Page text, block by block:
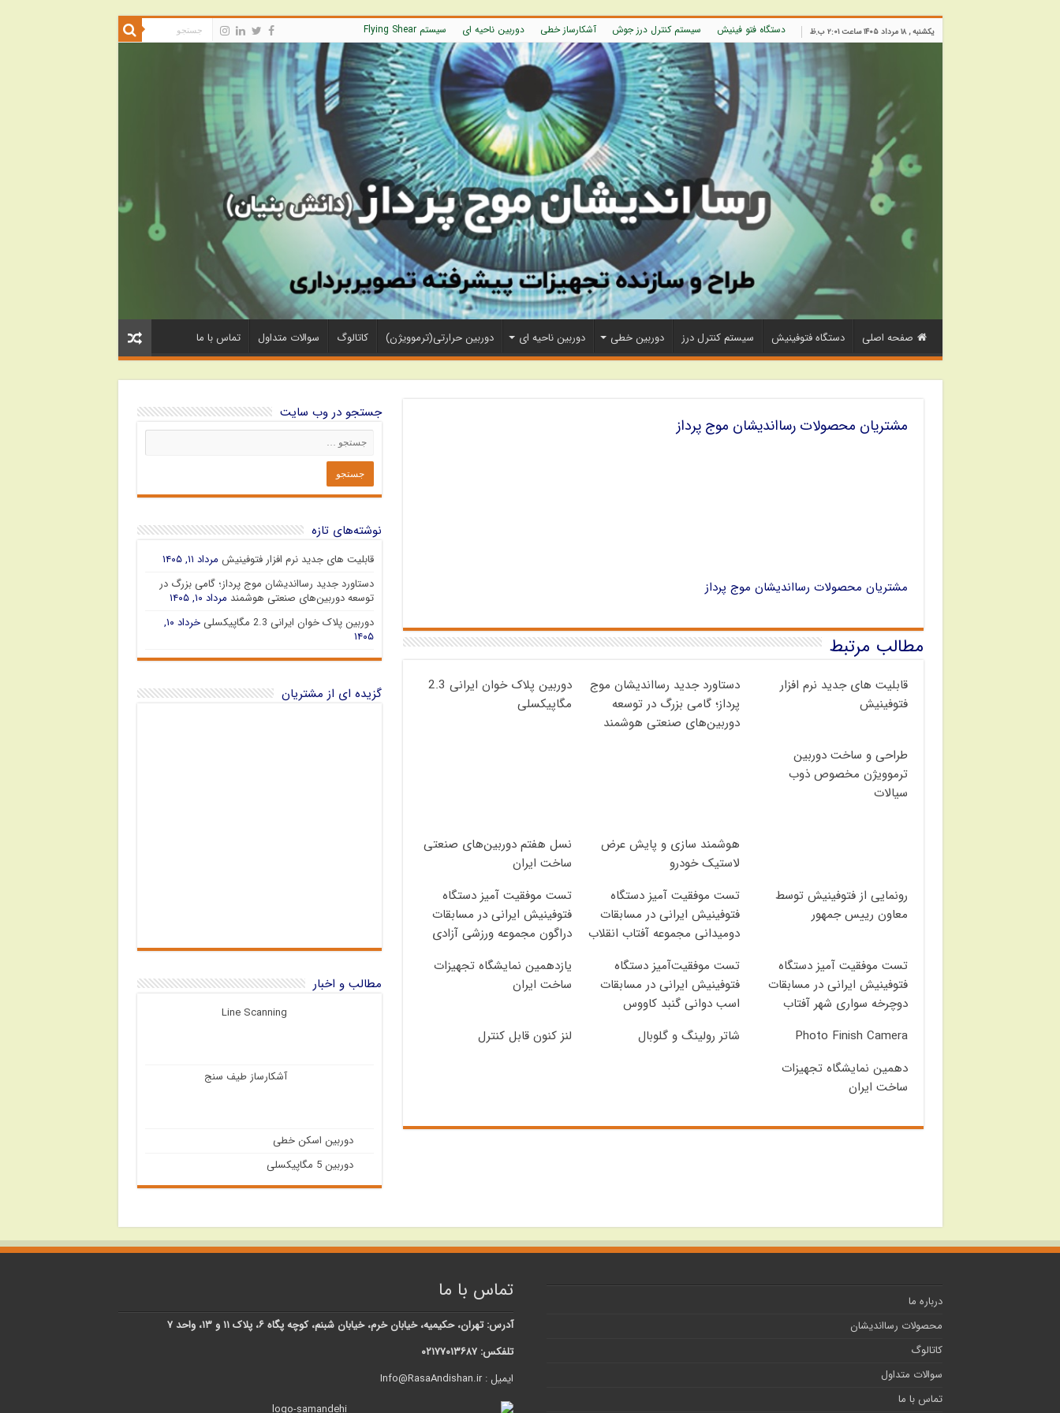
یکشنبه , ۱۸ مرداد ۱۴۰۵ ساعت ۲:۰۱ ب.ظ دستگاه فتو فینیش سیستم کنترل درز جوش آشکارساز خطی دوربین ناحیه ای سیستم Flying Shear
صفحه اصلی دستگاه فتوفینیش سیستم کنترل درز دوربین خطی دوربین ناحیه ای دوربین حرارتی(ترموویژن) کاتالوگ سوالات متداول تماس با ما
مشتریان محصولات رسااندیشان موج پرداز
مشتریان محصولات رسااندیشان موج پرداز
مطالب مرتبط
قابلیت های جدید نرم افزار
فتوفینیش
دستاورد جدید رسااندیشان موج
پرداز؛ گامی بزرگ در توسعه
دوربین‌های صنعتی هوشمند
دوربین پلاک خوان ایرانی 2.3
مگاپیکسلی
طراحی و ساخت دوربین
ترموویژن مخصوص ذوب
سیالات
هوشمند سازی و پایش عرض
لاستیک خودرو
نسل هفتم دوربین‌های صنعتی
ساخت ایران
رونمایی از فتوفینیش توسط
معاون رییس جمهور
تست موفقیت آمیز دستگاه
فتوفینیش ایرانی در مسابقات
دومیدانی مجموعه آفتاب انقلاب
تست موفقیت آمیز دستگاه
فتوفینیش ایرانی در مسابقات
دراگون مجموعه ورزشی آزادی
تست موفقیت آمیز دستگاه
فتوفینیش ایرانی در مسابقات
دوچرخه سواری شهر آفتاب
تست موفقیت‌آمیز دستگاه
فتوفینیش ایرانی در مسابقات
اسب دوانی گنبد کاووس
یازدهمین نمایشگاه تجهیزات
ساخت ایران
Photo Finish Camera شاتر رولینگ و گلوبال
لنز کنون قابل کنترل
دهمین نمایشگاه تجهیزات
ساخت ایران
جستجو در وب سایت
نوشته‌های تازه
قابلیت های جدید نرم افزار فتوفینیش مرداد ۱۱, ۱۴۰۵
دستاورد جدید رسااندیشان موج پرداز؛ گامی بزرگ در
توسعه دوربین‌های صنعتی هوشمند مرداد ۱۰, ۱۴۰۵
دوربین پلاک خوان ایرانی 2.3 مگاپیکسلی
خرداد ۱۰,
۱۴۰۵
گزیده ای از مشتریان
مطالب و اخبار
Line Scanning
آشکارساز طیف سنج
دوربین اسکن خطی
دوربین 5 مگاپیکسلی
درباره ما
محصولات رسااندیشان
کاتالوگ
سوالات متداول
تماس با ما
تماس با ما
آدرس: تهران، حکیمیه، خیابان خرم، خیابان شبنم، کوچه پگاه ۶، پلاک ۱۱ و ۱۳، واحد ۷
تلفکس: ۰۲۱۷۷۰۱۳۶۸۷
ایمیل : Info@RasaAndishan.ir